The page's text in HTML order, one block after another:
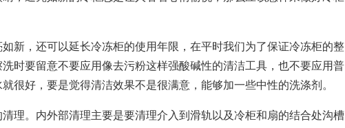
，还可以延长冷冻柜的使用年限，在平时我们为了保证冷冻柜的整
时要留意不要应用像去污粉这样强酸碱性的清洁工具，也不要应用普
很好，要是觉得清洁效果不是很满意，能够加一些中性的洗涤剂。
。内外部清理主要是要清理介入到滑轨以及冷柜和扇的结合处沟槽